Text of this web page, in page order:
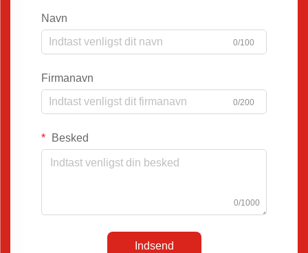
Navn
0/100
Firmanavn
0/200
Besked
0/1000
Indsend